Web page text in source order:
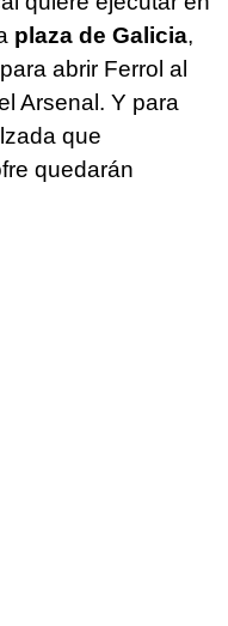
plaza de Galicia,
abrir Ferrol al
Arsenal. Y para
que
quedarán